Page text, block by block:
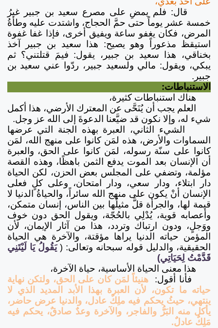
قال: فلم يمضِ على مصرع سعيد بن جبير غيرُ
خمسة عشر يوماً حتى حمَّ الحجاج، واشتدت عليه وطأةُ
المرض، فكان يغفو ساعة ويفيق أخرى، فإذا غفا غفوة
استيقظ مذعوراً وهو يصيح: هذا سعيد بن جبير آخذ
بخناقي، هذا سعيد بن جبير، يقول: فيمَ قتلتني؟ ثم
يبكي، ويقول: مالي ولسعيد جبير، ردّوا عني سعيد بن
جبير.
الاستنباطات:
هناك استنباطات كثيرة،
العلم يجب أن يُنَحَّى عن المعترك الأرضي، هذا أكمل
شيء له، وإلا نكون قد ضيَّعنا الدعوةَ إلى الله عز وجل.
الشيء الثاني، العبرة بهذه الجنة التي عرضها
السماوات والأرض، هذه لمَن كانوا على منهج الله، لمَن
كانوا على سنّة رسوله، لمَن كانوا على الحق، والعبرة
أن الإنسان بعد الموت يدفع الثمن باهظًا، وهذه القصة
مؤلمة، وتضفي على المجلس بعض الحزن، لكن الحياة
دار ابتلاء، ودار سعي، ودار امتحان، وعلى كلٍ فعلى
الإنسان أنْ يكون على منهج الله سائراً، والحياةُ الدنيا لا
قيمة لها، والجرأة قلَّ مثيلُها بين الناس، إنسان متمكن،
وأعصابه قوية، يُدْلِي بالحُجّة، ويقول الحق دون خوف
ووَجلٍ، ودون ارتباك وتردد، هذا من آثار الإيمان، لأن
المؤمن حياته الدنيا يراها مؤقتة، والآخرة هي الحياة
الحقيقية، والدليل قوله سبحانه وتعالى: ( يَقُولُ يَا لَيْتَنِي
قَدَّمْتُ لِحَيَاتِي)
هذا معنى الحياة الأساسية، حياة الآخرة،
فأنا أقول:
هنيئاً لمَن كان على الحق، ولتكن نهاية
حياته ما تكون، لأن العبرة بهذا الأبد المديد الذي لا
ينتهي، حيثُ يحكم فيه ملِكٌ عادل، والدنيا عرض حاضر،
يأكل منه البَرُّ والفاجر، والآخرة وعدٌ صادقٌ، يحكم فيه
مَلِكٌ عادلٌ.